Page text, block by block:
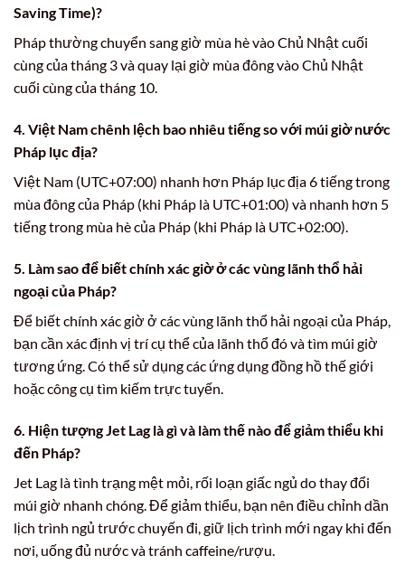
Saving Time)?
Pháp thường chuyển sang giờ mùa hè vào Chủ Nhật cuối
cùng của tháng 3 và quay lại giờ mùa đông vào Chủ Nhật
cuối cùng của tháng 10.
4. Việt Nam chênh lệch bao nhiêu tiếng so với múi giờ nước
Pháp lục địa?
Việt Nam (UTC+07:00) nhanh hơn Pháp lục địa 6 tiếng trong
mùa đông của Pháp (khi Pháp là UTC+01:00) và nhanh hơn 5
tiếng trong mùa hè của Pháp (khi Pháp là UTC+02:00).
5. Làm sao để biết chính xác giờ ở các vùng lãnh thổ hải
ngoại của Pháp?
Để biết chính xác giờ ở các vùng lãnh thổ hải ngoại của Pháp,
bạn cần xác định vị trí cụ thể của lãnh thổ đó và tìm múi giờ
tương ứng. Có thể sử dụng các ứng dụng đồng hồ thế giới
hoặc công cụ tìm kiếm trực tuyến.
6. Hiện tượng Jet Lag là gì và làm thế nào để giảm thiểu khi
đến Pháp?
Jet Lag là tình trạng mệt mỏi, rối loạn giấc ngủ do thay đổi
múi giờ nhanh chóng. Để giảm thiểu, bạn nên điều chỉnh dần
lịch trình ngủ trước chuyến đi, giữ lịch trình mới ngay khi đến
nơi, uống đủ nước và tránh caffeine/rượu.